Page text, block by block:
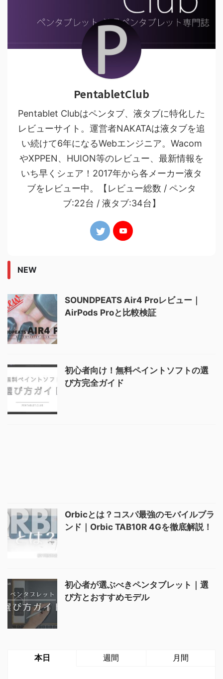
PentabletClub
Pentablet Clubはペンタブ、液タブに特化した
レビューサイト。運営者NAKATAは液タブを追
い続けて6年になるWebエンジニア。Wacom
やXPPEN、HUION等のレビュー、最新情報を
いち早くシェア！2017年から各メーカー液タ
ブをレビュー中。【レビュー総数 / ペンタ
ブ:22台 / 液タブ:34台】
NEW
SOUNDPEATS Air4 Proレビュー｜
AirPods Proと比較検証
初心者向け！無料ペイントソフトの選
び方完全ガイド
Orbicとは？コスパ最強のモバイルブラ
ンド｜Orbic TAB10R 4Gを徹底解説！
初心者が選ぶべきペンタブレット｜選
び方とおすすめモデル
本日 週間 月間